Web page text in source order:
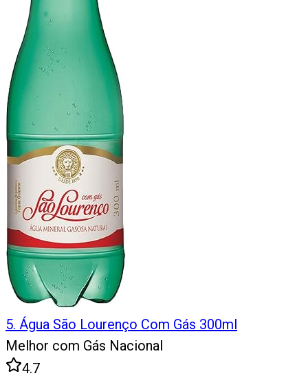
5. Água São Lourenço Com Gás 300ml
Melhor com Gás Nacional
4.7